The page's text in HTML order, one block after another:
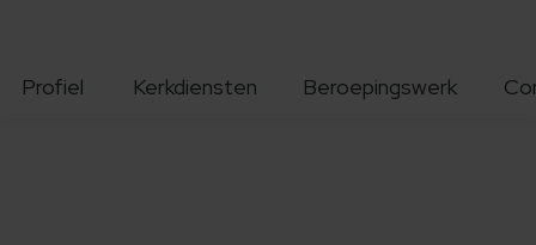
Profiel Kerkdiensten Beroepingswerk